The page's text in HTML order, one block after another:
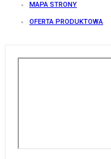
MAPA STRONY
OFERTA PRODUKTOWA